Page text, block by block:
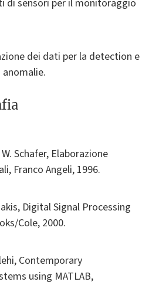
di sensori per il monitoraggio
dei dati per la detection e
Schafer, Elaborazione
Franco Angeli, 1996.
Digital Signal Processing
Cole, 2000.
Contemporary
using MATLAB,